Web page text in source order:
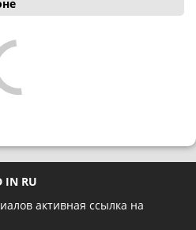
IN RU
активная ссылка на